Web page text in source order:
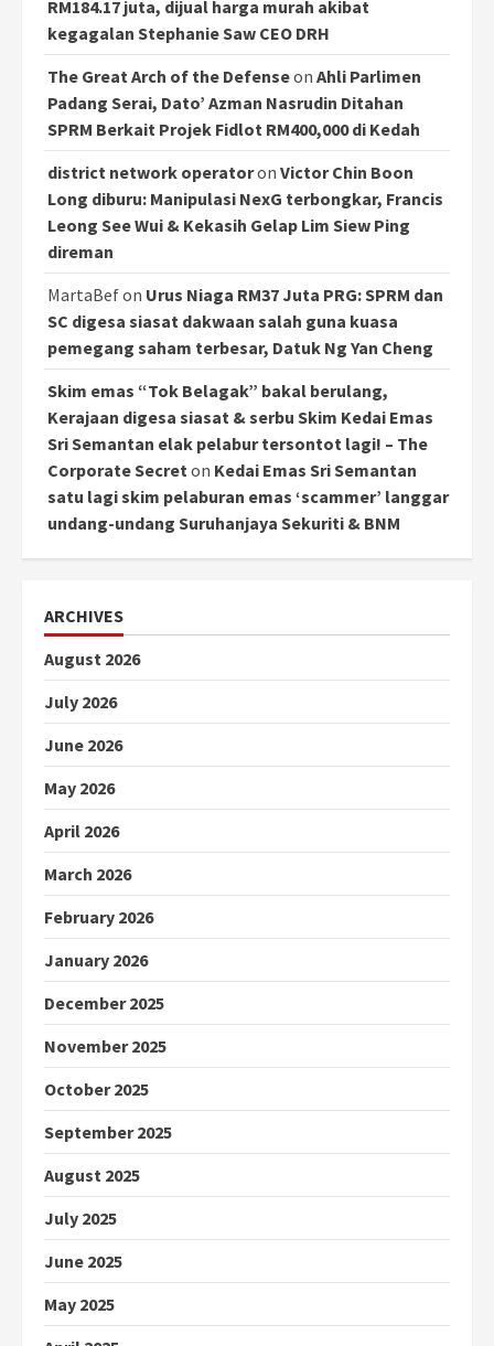
RM184.17 juta, dijual harga murah akibat
kegagalan Stephanie Saw CEO DRH
The Great Arch of the Defenseon Ahli Parlimen
Padang Serai, Dato’ Azman Nasrudin Ditahan
SPRM Berkait Projek Fidlot RM400,000 di Kedah
district network operatoron Victor Chin Boon
Long diburu: Manipulasi NexG terbongkar, Francis
Leong See Wui & Kekasih Gelap Lim Siew Ping
direman
MartaBefon Urus Niaga RM37 Juta PRG: SPRM dan
SC digesa siasat dakwaan salah guna kuasa
pemegang saham terbesar, Datuk Ng Yan Cheng
Skim emas “Tok Belagak” bakal berulang,
Kerajaan digesa siasat & serbu Skim Kedai Emas
Sri Semantan elak pelabur tersontot lagi! – The
Corporate Secreton Kedai Emas Sri Semantan
satu lagi skim pelaburan emas ‘scammer’ langgar
undang-undang Suruhanjaya Sekuriti & BNM
ARCHIVES
August 2026
July 2026
June 2026
May 2026
April 2026
March 2026
February 2026
January 2026
December 2025
November 2025
October 2025
September 2025
August 2025
July 2025
June 2025
May 2025